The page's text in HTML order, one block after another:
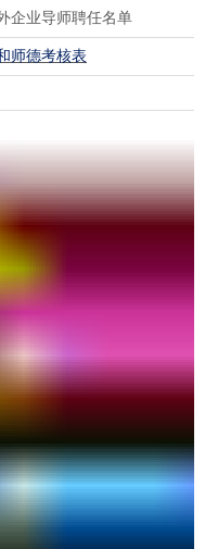
企业导师聘任名单
师德考核表